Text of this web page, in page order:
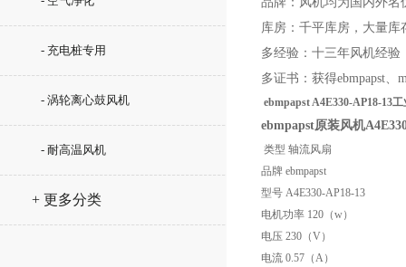
- 充电桩专用
- 涡轮离心鼓风机
- 耐高温风机
+ 更多分类
库房：千平库房，大量
多经验：十三年风机经验
多证书：获得ebmpapst、
ebmpapst A4E330-AP18-13工
ebmpapst原装风机
类型 轴流风扇
品牌 ebmpapst
型号 A4E330-AP18-13
电机功率 120（w）
电压 230（V）
电流 0.57（A）